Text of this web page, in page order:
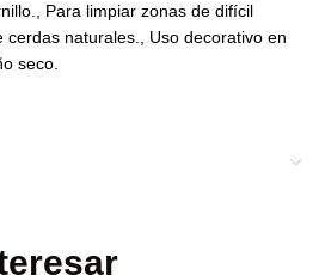
Para limpiar zonas de difícil
cerdas naturales., Uso decorativo en
seco.